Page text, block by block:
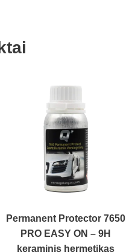
Permanent Protector 7650
PRO EASY ON – 9H
keraminis hermetikas